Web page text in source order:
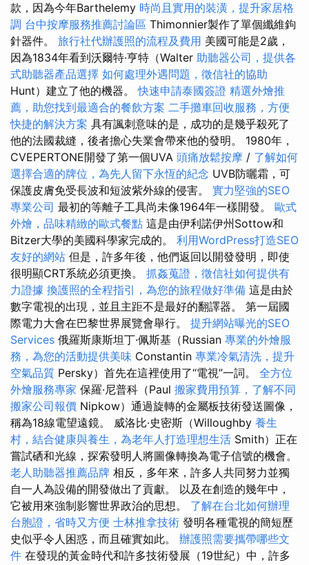
款，因為今年Barthelemy 時尚且實用的裝潢，提升家居格
調 台中按摩服務推薦討論區 Thimonnier製作了單個纖維鉤
針器件。 旅行社代辦護照的流程及費用 美國可能是2歲，
因為1834年看到沃爾特·亨特（Walter 助聽器公司，提供各
式助聽器產品選擇 如何處理外遇問題，徵信社的協助
Hunt）建立了他的機器。快速申請泰國簽證 精選外燴推
薦，助您找到最適合的餐飲方案 二手攤車回收服務，方便
快捷的解決方案 具有諷刺意味的是，成功的是幾乎殺死了
他的法國裁縫，後者擔心失業會帶來他的發明。 1980年，
CVEPERTONE開發了第一個UVA 頭痛放鬆按摩 / 了解如何
選擇合適的牌位，為先人留下永恆的紀念 UVB防曬霜，可
保護皮膚免受長波和短波紫外線的侵害。 實力堅強的SEO
專業公司 最初的等離子工具尚未像1964年一樣開發。 歐式
外燴，品味精緻的歐式餐點 這是由伊利諾伊州Sottow和
Bitzer大學的美國科學家完成的。 利用WordPress打造SEO
友好的網站 但是，許多年後，他們返回以開發發明，即使
很明顯CRT系統必須更換。 抓姦蒐證，徵信社如何提供有
力證據 換護照的全程指引，為您的旅程做好準備 這是由於
數字電視的出現，並且主距不是最好的翻譯器。 第一屆國
際電力大會在巴黎世界展覽會舉行。 提升網站曝光的SEO
Services 俄羅斯康斯坦丁·佩斯基（Russian 專業的外燴服
務，為您的活動提供美味 Constantin 專業冷氣清洗，提升
空氣品質 Persky）首先在這裡使用了“電視”一詞。 全方位
外燴服務專家 保羅·尼普科（Paul 搬家費用預算，了解不同
搬家公司報價 Nipkow）通過旋轉的金屬板技術發送圖像，
稱為18線電望遠鏡。 威洛比·史密斯（Willoughby 養生
村，結合健康與養生，為老年人打造理想生活 Smith）正在
嘗試硒和光線，探索發明人將圖像轉換為電子信號的機會。
老人助聽器推薦品牌 相反，多年來，許多人共同努力並獨
自一人為設備的開發做出了貢獻。 以及在創造的幾年中，
它被用來強制影響世界政治的思想。 了解在台北如何辦理
台胞證，省時又方便 士林推拿技術 發明各種電視的簡短歷
史似乎令人困惑，而且確實如此。 辦護照需要攜帶哪些文
件 在發現的黃金時代和許多技術發展（19世紀）中，許多